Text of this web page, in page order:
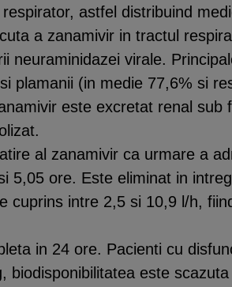
astfel distribuind
a zanamivir in tractul
neuraminidazei virale.
plamanii (in medie 77,6% si
este excretat renal sub
al zanamivir ca urmare a
5,05 ore. Este eliminat in
cuprins intre 2,5 si 10,9 l/h,
in 24 ore. Pacienti cu
biodisponibilitatea este